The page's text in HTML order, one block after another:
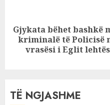
Next
post:
Gjykata bëhet bashkë
kriminalë të Policisë
vrasësi i Eglit
TË NGJASHME